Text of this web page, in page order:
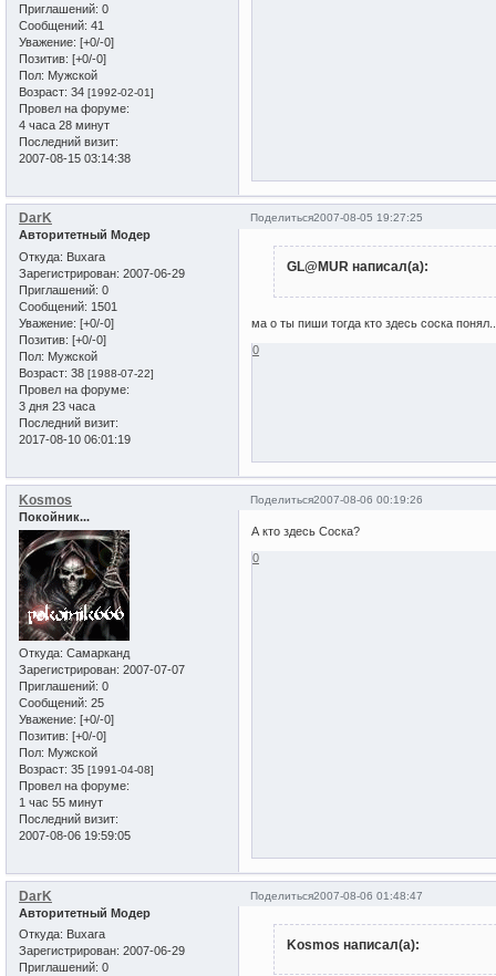
Приглашений: 0
Сообщений: 41
Уважение: [+0/-0]
Позитив: [+0/-0]
Пол: Мужской
Возраст: 34 [1992-02-01]
Провел на форуме:
4 часа 28 минут
Последний визит:
2007-08-15 03:14:38
Поделиться2007-08-05 19:27:25
DarK
Авторитетный Модер
Откуда: Buxara
Зарегистрирован: 2007-06-29
Приглашений: 0
Сообщений: 1501
Уважение: [+0/-0]
Позитив: [+0/-0]
Пол: Мужской
Возраст: 38 [1988-07-22]
Провел на форуме:
3 дня 23 часа
Последний визит:
2017-08-10 06:01:19
GL@MUR написал(а):
ма о ты пиши тогда кто здесь соска
0
Поделиться2007-08-06 00:19:26
Kosmos
Покойник...
Откуда: Самарканд
Зарегистрирован: 2007-07-07
Приглашений: 0
Сообщений: 25
Уважение: [+0/-0]
Позитив: [+0/-0]
Пол: Мужской
Возраст: 35 [1991-04-08]
Провел на форуме:
1 час 55 минут
Последний визит:
2007-08-06 19:59:05
А кто здесь Соска?
0
Поделиться2007-08-06 01:48:47
DarK
Авторитетный Модер
Откуда: Buxara
Зарегистрирован: 2007-06-29
Приглашений: 0
Kosmos написал(а):